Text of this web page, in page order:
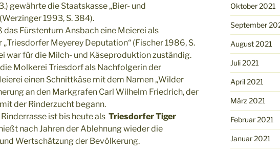
gewährte die Staatskasse „Bier- und
1993, S. 384).
das Fürstentum Ansbach eine Meierei als
Meyerey Deputation“ (Fischer 1986, S.
war für die Milch- und Käseproduktion zuständig.
Molkerei Triesdorf als Nachfolgerin der
einen Schnittkäse mit dem Namen „Wilder
an den Markgrafen Carl Wilhelm Friedrich, der
der Rinderzucht begann.
ist bis heute als Triesdorfer Tiger
nach Jahren der Ablehnung wieder die
Wertschätzung der Bevölkerung.
Oktober 2021
September
August 2021
Juli 2021
April 2021
März 2021
Februar 2021
Januar 2021